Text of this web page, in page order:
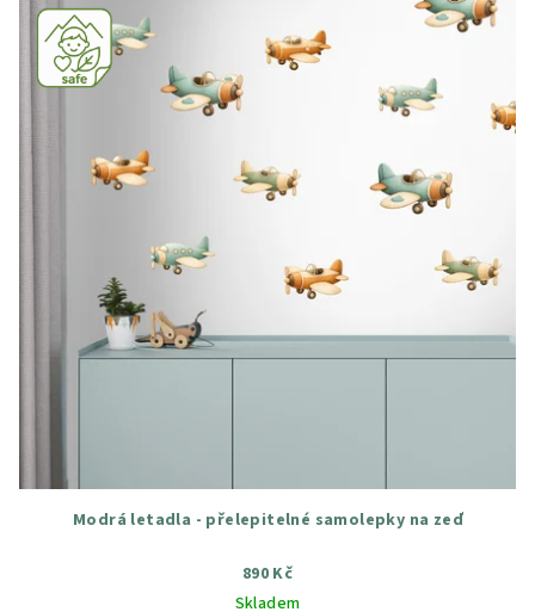
hvězdiček.
Modrá letadla - přelepitelné samolepky na zeď
890 Kč
Skladem